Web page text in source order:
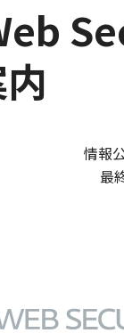
情報
最